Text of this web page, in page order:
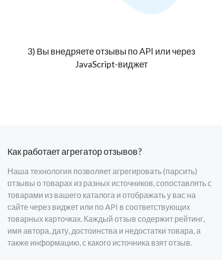
3) Вы внедряете отзывы по API или через
JavaScript-виджет
Как работает агрегатор отзывов?
Наша технология позволяет агрегировать (парсить)
отзывы о товарах из разных источников, сопоставлять с
товарами из вашего каталога и отображать у вас на
сайте через виджет или по API в соответствующих
товарных карточках. Каждый отзыв содержит рейтинг,
имя автора, дату, достоинства и недостатки товара, а
также информацию, с какого источника взят отзыв.